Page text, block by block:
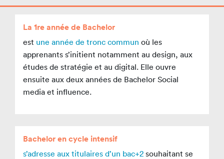
La 1re année de Bachelor
est une année de tronc commun où les
apprenants s’initient notamment au design, aux
études de stratégie et au digital. Elle ouvre
ensuite aux deux années de Bachelor Social
media et influence.
Bachelor en cycle intensif
s’adresse aux titulaires d’un bac+2 souhaitant se